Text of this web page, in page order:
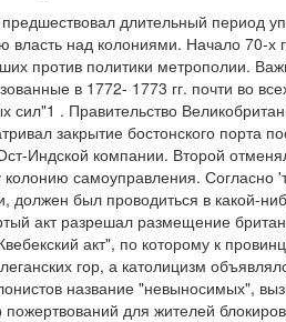
длительный период
власть над колониями. Начало 70-х
против политики метрополии.
в 1772- 1773 гг. почти во
. Правительство
закрытие бостонского порта
Индской компании. Второй
самоуправления. Согласно
был проводиться в какой-
акт разрешал размещение
акт", по которому к
гор, а католицизм
название "невыносимых",
для жителей